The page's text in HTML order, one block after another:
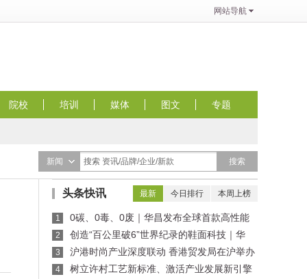
网站导航
院校 培训 媒体 图文 专题
新闻 搜索 资讯/品牌/企业/新款 搜索
最新 今日排行 本周上榜
头条快讯
1
0碳、0毒、0废｜华昌发布全球首款高性能
全水性鞋革“三零生态皮”
2
创造“百公里破6”世界纪录的鞋面科技｜华
昌“蜂鸟翼网纱”定义极致轻量
3
沪港时尚产业深度联动 香港贸发局在沪举办
买手沙龙，推动业界交流
4
树立许村工艺新标准、激活产业发展新引擎